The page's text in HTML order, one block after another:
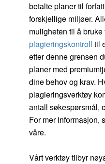
betalte planer til
forskjellige miljøer.
muligheten til å bruke
plagieringskontroll til
etter denne grensen
planer med
dine behov og krav.
plagieringsverktøy
antall søkespørsmål,
For mer informasjon,
våre.
Vårt verktøy tilbyr